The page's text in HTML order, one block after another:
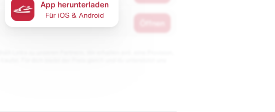
App herunterladen
Für iOS & Android